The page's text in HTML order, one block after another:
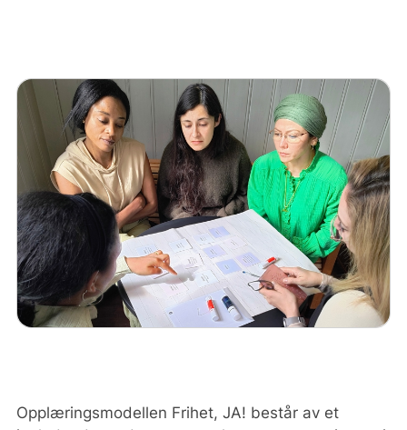
Nettverksbygging blant engasjerte
mennesker med minoritetsbakgrunn.
Opplæringsmodellen Frihet, JA! består av et